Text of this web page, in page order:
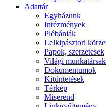
Adattár
Egyházunk
Intézmények
Plébániák
Lelkipásztori
Papok, szerzetesek
Világi munkatársak
Dokumentumok
Kitüntetések
Térkép
Miserend